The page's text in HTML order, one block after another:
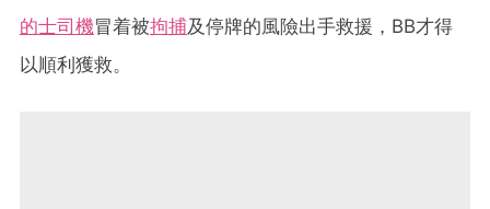
的士司機冒着被拘捕及停牌的風險出手救援，BB才得
以順利獲救。